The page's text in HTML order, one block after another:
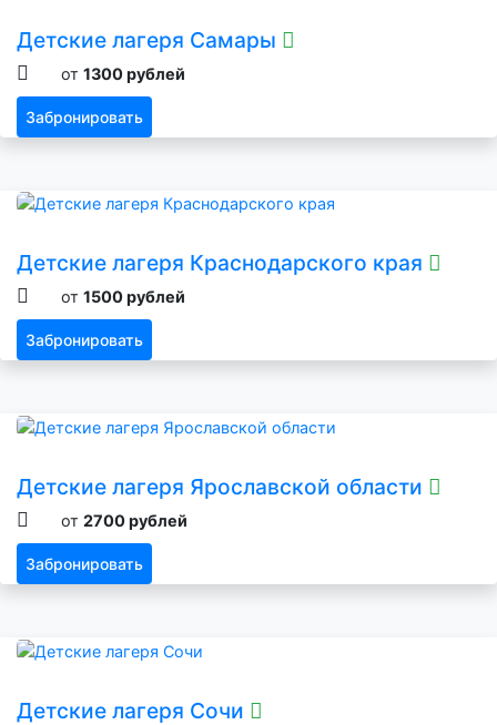
Детские лагеря Самары
от 1300 рублей
Забронировать
Детские лагеря Краснодарского края
от 1500 рублей
Забронировать
Детские лагеря Ярославской области
от 2700 рублей
Забронировать
Детские лагеря Сочи